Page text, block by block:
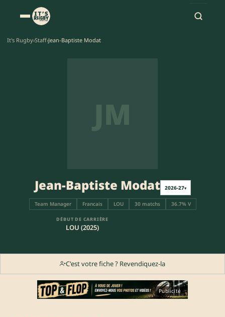
It's Rugby›Staff›Jean-Baptiste Modat
JM
Jean-Baptiste Modat 2026-27▾
Team Manager Francais LOU 30 matchs 36.7% V
DÉBUT DE CARRIÈRE
LOU (2025)
C'est votre fiche ? Revendiquez-la
Publicité